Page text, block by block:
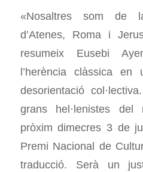
«Nosaltres som de
d’Atenes, Roma i
resumeix Eusebi
l’herència clàssica
desorientació
grans hel·lenistes
pròxim dimecres 3 de
Premi Nacional de
traducció. Serà un